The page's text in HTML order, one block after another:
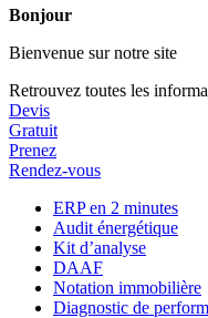
Bonjour
Bienvenue sur notre site
Retrouvez toutes les
Devis
Gratuit
Prenez
Rendez-vous
ERP en 2 minutes
Audit énergétique
Kit d’analyse
DAAF
Notation immobilière
Diagnostic de